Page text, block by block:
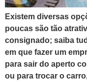
Existem diversas
poucas são tão
consignado; saiba
em que fazer um
para sair do aperto
ou para trocar o